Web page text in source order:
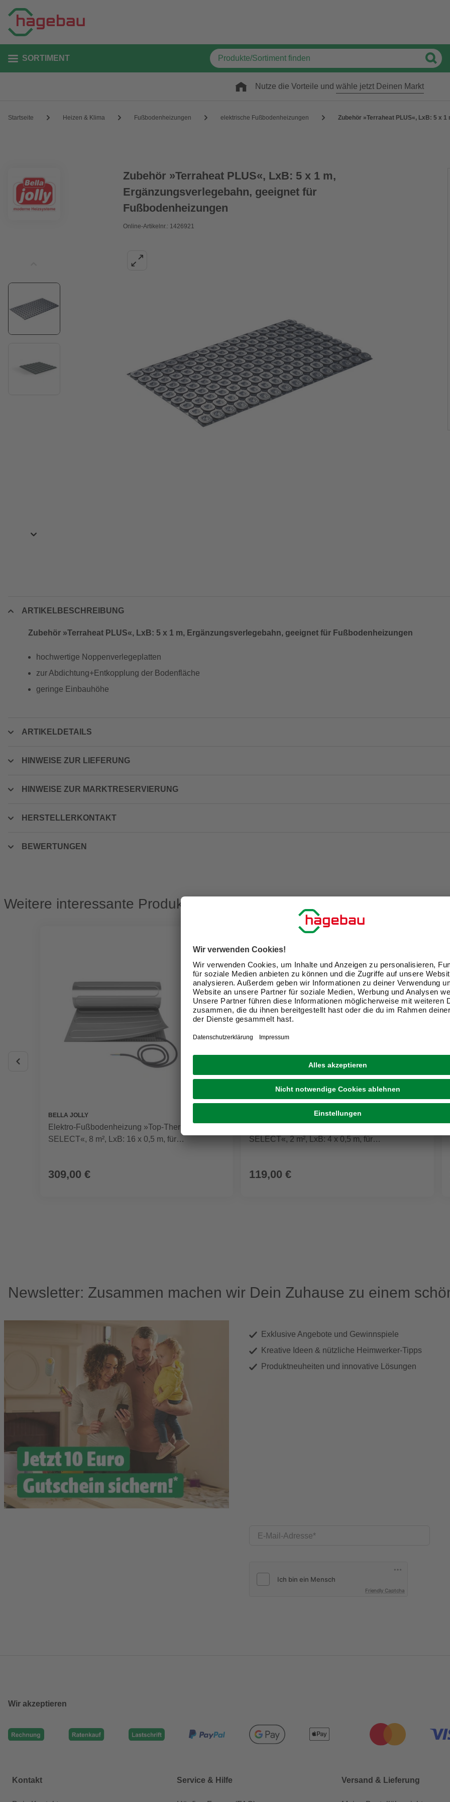
SORTIMENT
Nutze die Vorteile und wähle jetzt Deinen Markt
Startseite Heizen & Klima Fußbodenheizungen elektrische Fußbodenheizungen Zubehör »Terraheat PLUS«, LxB: 5 x
Zubehör »Terraheat PLUS«, LxB: 5 x 1 m,
Ergänzungsverlegebahn, geeignet für
Fußbodenheizungen
Online-Artikelnr.: 1426921
ARTIKELBESCHREIBUNG
Zubehör »Terraheat PLUS«, LxB: 5 x 1 m, Ergänzungsverlegebahn, geeignet für Fußbodenheizungen
hochwertige Noppenverlegeplatten
zur Abdichtung+Entkopplung der Bodenfläche
geringe Einbauhöhe
ARTIKELDETAILS
HINWEISE ZUR LIEFERUNG
HINWEISE ZUR MARKTRESERVIERUNG
HERSTELLERKONTAKT
BEWERTUNGEN
Weitere interessante Produkte
BELLA JOLLY
Elektro-Fußbodenheizung »Top-Therm
SELECT«, 8 m², LxB: 16 x 0,5 m, für
309,00 €
SELECT«, 2 m², LxB: 4 x 0,5 m, für
119,00 €
Newsletter: Zusammen machen wir Dein Zuhause zu einem
Exklusive Angebote und Gewinnspiele
Kreative Ideen & nützliche Heimwerker-Tipps
Produktneuheiten und innovative Lösungen
E-Mail-Adresse
Friendly Captcha
Wir akzeptieren
Kontakt Service & Hilfe Versand & Lieferung